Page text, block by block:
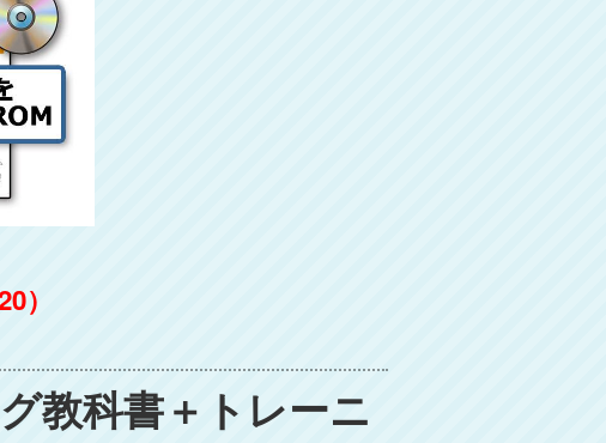
）
教科書＋トレーニ